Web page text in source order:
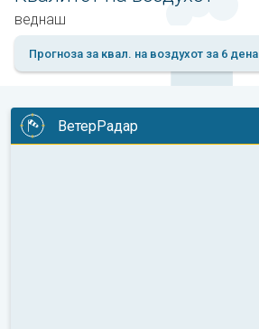
веднаш
Прогноза за квал. на воздухот за 6 дена
ВетерРадар